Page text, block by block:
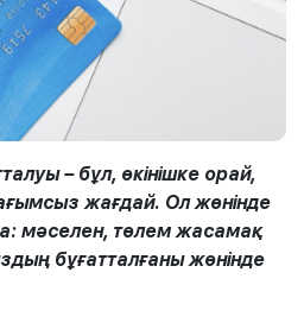
– бұл, өкінішке орай,
жағдай. Ол жөнінде
мәселен, төлем жасамақ
бұғатталғаны жөнінде